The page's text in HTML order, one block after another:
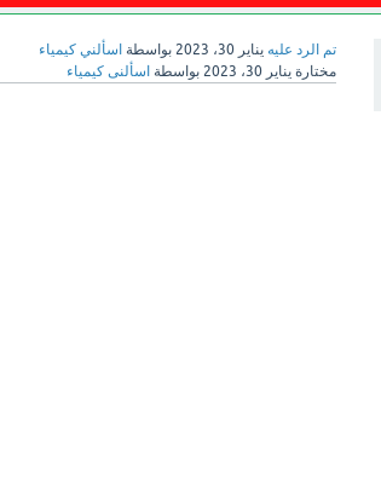
تم الرد عليه يناير 30، 2023 بواسطة اسألني كيمياء
مختارة يناير 30، 2023 بواسطة اسألنى كيمياء